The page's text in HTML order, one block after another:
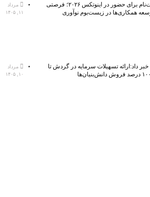
آغاز ثبت‌نام برای حضور در اینوتکس ۲۰۲۶؛ فرصتی
همکاری‌ها در زیست‌بوم نوآوری
مرداد
۱۱, ۱۴۰۵
داد:ارائه تسهیلات سرمایه در گردش تا
مرداد
۱۰, ۱۴۰۵